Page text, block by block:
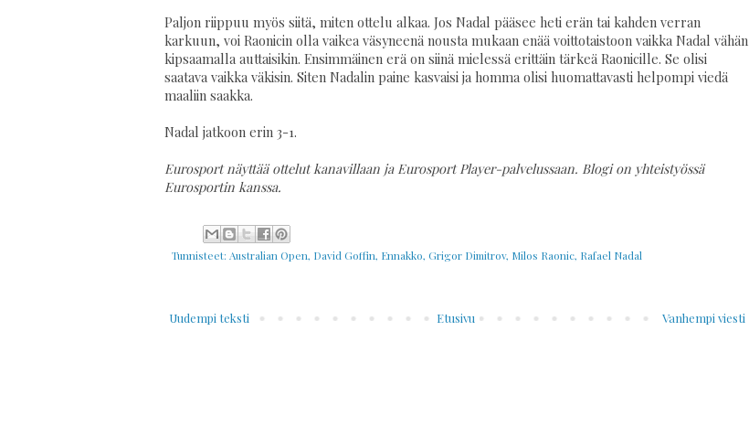
Paljon riippuu myös siitä, miten ottelu alkaa. Jos Nadal pääsee heti erän tai kahden verran
karkuun, voi Raonicin olla vaikea väsyneenä nousta mukaan enää voittotaistoon vaikka Nadal vähän
kipsaamalla auttaisikin. Ensimmäinen erä on siinä mielessä erittäin tärkeä Raonicille. Se olisi
saatava vaikka väkisin. Siten Nadalin paine kasvaisi ja homma olisi huomattavasti helpompi viedä
maaliin saakka.
Nadal jatkoon erin 3-1.
Eurosport näyttää ottelut kanavillaan ja Eurosport Player-palvelussaan. Blogi on yhteistyössä
Eurosportin kanssa.
Tunnisteet: Australian Open, David Goffin, Ennakko, Grigor Dimitrov, Milos Raonic, Rafael Nadal
Uudempi teksti Vanhempi viesti
Etusivu